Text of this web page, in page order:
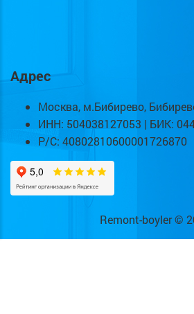
Адрес
Москва, м.Бибирево,
ИНН: 504038127053 | БИК:
Р/С: 40802810600001726870
Remont-boyler ©